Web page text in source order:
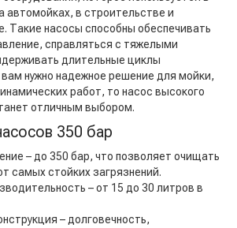
автомойках, в строительстве и
Такие насосы способны обеспечивать
справляться с тяжелыми
длительные циклы
нужно надежное решение для мойки,
работ, то насос высокого
отличным выбором.
350 бар
– до 350 бар, что позволяет очищать
самых стойких загрязнений.
– от 15 до 30 литров в
– долговечность,